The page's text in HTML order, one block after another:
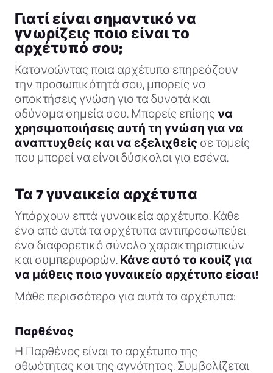
Γιατί είναι σημαντικό να
γνωρίζεις ποιο είναι το
αρχέτυπό σου;
Κατανοώντας ποια αρχέτυπα επηρεάζουν
την προσωπικότητά σου, μπορείς να
αποκτήσεις γνώση για τα δυνατά και
αδύναμα σημεία σου. Μπορείς επίσης να
χρησιμοποιήσεις αυτή τη γνώση για να
αναπτυχθείς και να εξελιχθείς σε τομείς
που μπορεί να είναι δύσκολοι για εσένα.
Τα 7 γυναικεία αρχέτυπα
Υπάρχουν επτά γυναικεία αρχέτυπα. Κάθε
ένα από αυτά τα αρχέτυπα αντιπροσωπεύει
ένα διαφορετικό σύνολο χαρακτηριστικών
και συμπεριφορών. Κάνε αυτό το κουίζ για
να μάθεις ποιο γυναικείο αρχέτυπο είσαι!
Μάθε περισσότερα για αυτά τα αρχέτυπα:
Παρθένος
Η Παρθένος είναι το αρχέτυπο της
αθωότητας και της αγνότητας. Συμβολίζεται